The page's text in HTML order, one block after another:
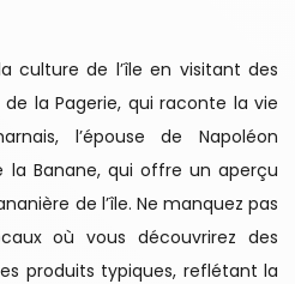
culture de l’île en visitant des
la Pagerie, qui raconte la vie
l’épouse de Napoléon
la Banane, qui offre un aperçu
de l’île. Ne manquez pas
où vous découvrirez des
produits typiques, reflétant la